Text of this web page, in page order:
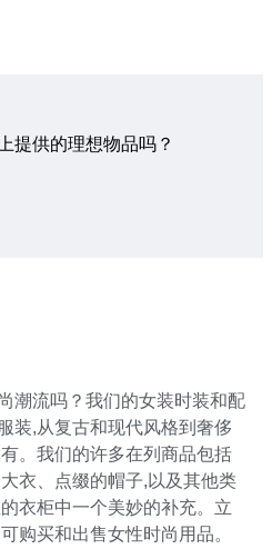
提供的理想物品吗？
潮流吗？我们的女装时装和配
装,从复古和现代风格到奢侈
。我们的许多在列商品包括
衣、点缀的帽子,以及其他类
衣柜中一个美妙的补充。立
购买和出售女性时尚用品。